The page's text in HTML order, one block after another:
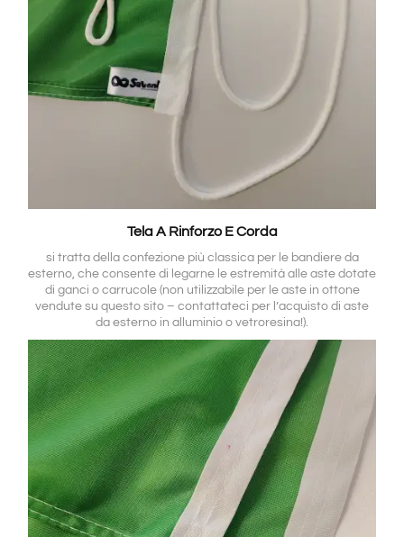
Tela A Rinforzo E Corda
si tratta della confezione più classica per le bandiere da
esterno, che consente di legarne le estremità alle aste dotate
di ganci o carrucole (non utilizzabile per le aste in ottone
vendute su questo sito – contattateci per l’acquisto di aste
da esterno in alluminio o vetroresina!).